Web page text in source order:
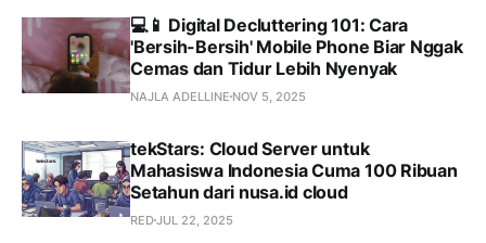
💻📱 Digital Decluttering 101: Cara
'Bersih-Bersih' Mobile Phone Biar Nggak
Cemas dan Tidur Lebih Nyenyak
NAJLA ADELLINE NOV 5, 2025
tekStars: Cloud Server untuk
Mahasiswa Indonesia Cuma 100 Ribuan
Setahun dari nusa.id cloud
REDJUL 22, 2025